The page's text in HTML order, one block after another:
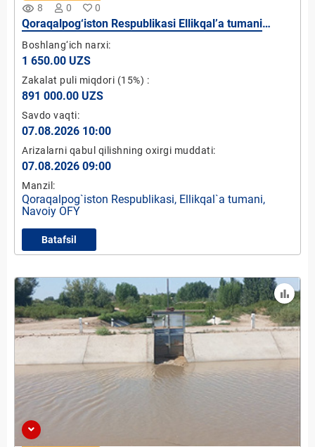
remove_red_eye 8 0 0
Qoraqalpog‘iston Respublikasi Ellikqal’a tumani
Navoiy OFY hududidan o`tgan NT-1 kanalida mikro
GES-3 qurish loyihasi (quvvati 5 kVt)
Boshlang‘ich narxi:
1 650.00 UZS
Zakalat puli miqdori (15%) :
891 000.00 UZS
Savdo vaqti:
07.08.2026 10:00
Arizalarni qabul qilishning oxirgi muddati:
07.08.2026 09:00
Manzil:
Qoraqalpog`iston Respublikasi, Ellikqal`a tumani,
Navoiy OFY
Batafsil